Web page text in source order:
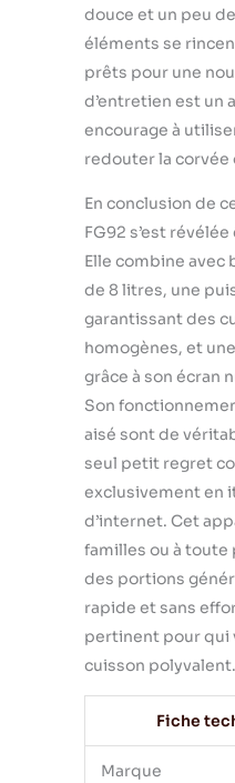
douce et un peu
éléments se
prêts pour une
d’entretien est un
encourage à
redouter la corvée
En conclusion de
FG92 s’est
Elle combine avec
de 8 litres, une
garantissant des
homogènes, et
grâce à son écran
Son
aisé sont de
seul petit regret
exclusivement en
d’internet. Cet
familles ou à toute
des portions
rapide et sans
pertinent pour qui
cuisson polyvalent.
Fiche
Marque